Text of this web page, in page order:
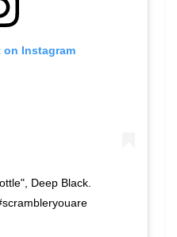
Instagram
Deep Black.